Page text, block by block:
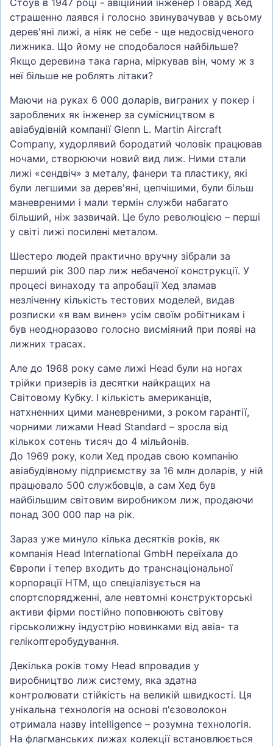
Стоув в 1947 році - авіційний інженер Говард Хед
страшенно лаявся і голосно звинувачував у всьому
дерев'яні лижі, а ніяк не себе - ще недосвідченого
лижника. Що йому не сподобалося найбільше?
Якщо деревина така гарна, міркував він, чому ж з
неї більше не роблять літаки?
Маючи на руках 6 000 доларів, виграних у покер і
зароблених як інженер за сумісництвом в
авіабудівній компанії Glenn L. Martin Aircraft
Company, худорлявий бородатий чоловік працював
ночами, створюючи новий вид лиж. Ними стали
лижі «сендвіч» з металу, фанери та пластику, які
були легшими за дерев'яні, цепчішими, були більш
маневреними і мали термін служби набагато
більший, ніж зазвичай. Це було революцією – перші
у світі лижі посилені металом.
Шестеро людей практично вручну зібрали за
перший рік 300 пар лиж небаченої конструкції. У
процесі винаходу та апробації Хед зламав
незліченну кількість тестових моделей, видав
розписки «я вам винен» усім своїм робітникам і
був неодноразово голосно висміяний при появі на
лижних трасах.
Але до 1968 року саме лижі Head були на ногах
трійки призерів із десятки найкращих на
Світовому Кубку. І кількість американців,
натхненних цими маневреними, з роком гарантії,
чорними лижами Head Standard – зросла від
кількох сотень тисяч до 4 мільйонів.
До 1969 року, коли Хед продав свою компанію
авіабудівному підприємству за 16 млн доларів, у ній
працювало 500 службовців, а сам Хед був
найбільшим світовим виробником лиж, продаючи
понад 300 000 пар на рік.
Зараз уже минуло кілька десятків років, як
компанія Head International GmbH переїхала до
Європи і тепер входить до транснаціональної
корпорації HTM, що спеціалізується на
спортспорядженні, але невтомні конструкторські
активи фірми постійно поповнюють світову
гірськолижну індустрію новинками від авіа- та
гелікоптеробудування.
Декілька років тому Head впровадив у
виробництво лиж систему, яка здатна
контролювати стійкість на великій швидкості. Ця
унікальна технологія на основі п'єзоволокон
отримала назву intelligence – розумна технологія.
На флагманських лижах колекції встановлюється